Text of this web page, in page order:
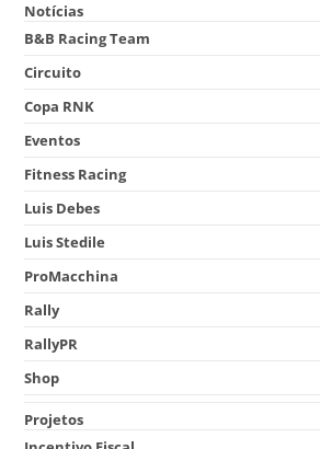
Notícias
B&B Racing Team
Circuito
Copa RNK
Eventos
Fitness Racing
Luis Debes
Luis Stedile
ProMacchina
Rally
RallyPR
Shop
Projetos